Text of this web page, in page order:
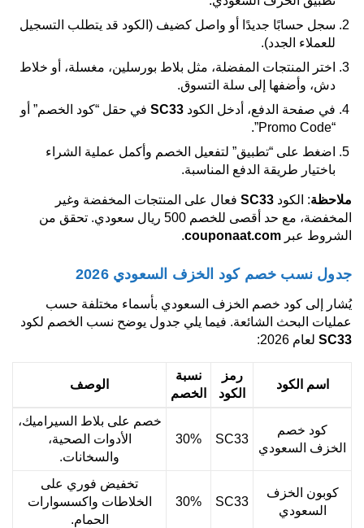
سجل حسابًا جديدًا أو واصل كضيف (الكود قد يتطلب التسجيل
للعملاء الجدد).
اختر المنتجات المفضلة، مثل بلاط بورسلين، مغسلة، أو خلاط
دش، وأضفها إلى سلة التسوق.
في صفحة الدفع، أدخل الكود SC33 في حقل “كود الخصم” أو
“Promo Code”.
اضغط على “تطبيق” لتفعيل الخصم وأكمل عملية الشراء
باختيار طريقة الدفع المناسبة.
ملاحظة: الكود SC33 فعال على المنتجات المخفضة وغير
المخفضة، مع حد أقصى للخصم 500 ريال سعودي. تحقق من
الشروط عبر couponaat.com
.
جدول نسب خصم كود الخزف السعودي 2026
يُشار إلى كود خصم الخزف السعودي بأسماء مختلفة حسب
عمليات البحث الشائعة. فيما يلي جدول يوضح نسب الخصم لكود
SC33 لعام 2026:
اسم الكود
رمز
الكود
نسبة
الخصم
الوصف
كود خصم
الخزف السعودي
SC33
30%
خصم على بلاط السيراميك،
الأدوات الصحية،
والسخانات.
كوبون الخزف
السعودي
SC33
30%
تخفيض فوري على
الخلاطات واكسسوارات
الحمام.